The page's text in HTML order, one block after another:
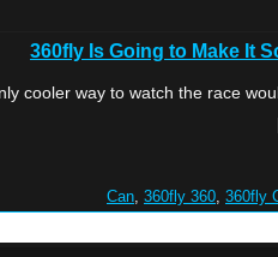
360fly Is Going to Make It
cooler way to watch the race
, 360fly 360, 360fly